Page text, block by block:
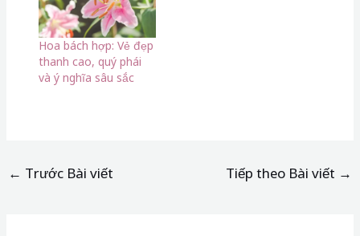
Hoa bách hợp: Vẻ đẹp
thanh cao, quý phái
và ý nghĩa sâu sắc
← Trước Bài viết Tiếp theo Bài viết →